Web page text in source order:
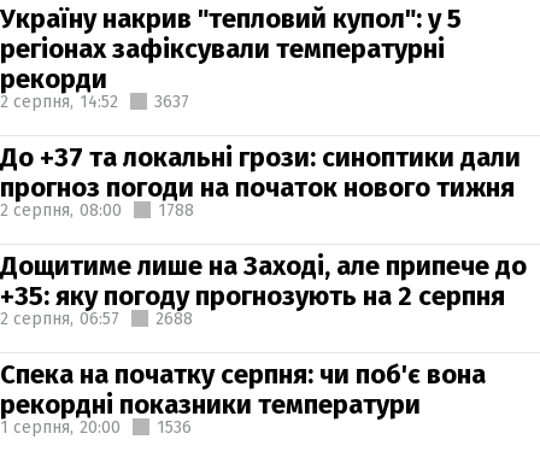
Україну накрив "тепловий купол": у 5
регіонах зафіксували температурні
рекорди
2 серпня, 14:52 3637
До +37 та локальні грози: синоптики дали
прогноз погоди на початок нового тижня
2 серпня, 08:00 1788
Дощитиме лише на Заході, але припече до
+35: яку погоду прогнозують на 2 серпня
2 серпня, 06:57 2688
Спека на початку серпня: чи поб'є вона
рекордні показники температури
1 серпня, 20:00 1536